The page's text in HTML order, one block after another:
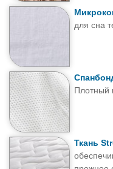
для сна
Плотный
Ткань